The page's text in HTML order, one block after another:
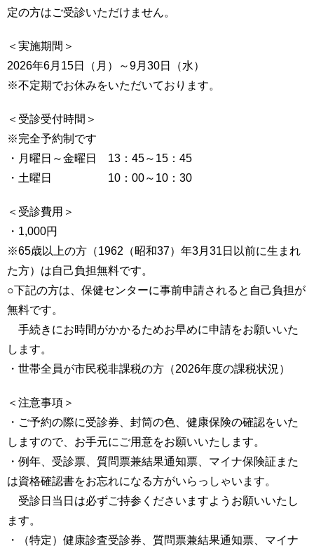
定の方はご受診いただけません。
＜実施期間＞
2026年6月15日（月）～9月30日（水）
※不定期でお休みをいただいております。
＜受診受付時間＞
※完全予約制です
・月曜日～金曜日 13：45～15：45
・土曜日 10：00～10：30
＜受診費用＞
・1,000円
※65歳以上の方（1962（昭和37）年3月31日以前に生まれ
た方）は自己負担無料です。
○下記の方は、保健センターに事前申請されると自己負担が
無料です。
手続きにお時間がかかるためお早めに申請をお願いいた
します。
・世帯全員が市民税非課税の方（2026年度の課税状況）
＜注意事項＞
・ご予約の際に受診券、封筒の色、健康保険の確認をいた
しますので、お手元にご用意をお願いいたします。
・例年、受診票、質問票兼結果通知票、マイナ保険証また
は資格確認書をお忘れになる方がいらっしゃいます。
受診日当日は必ずご持参くださいますようお願いいたし
ます。
・（特定）健康診査受診券、質問票兼結果通知票、マイナ